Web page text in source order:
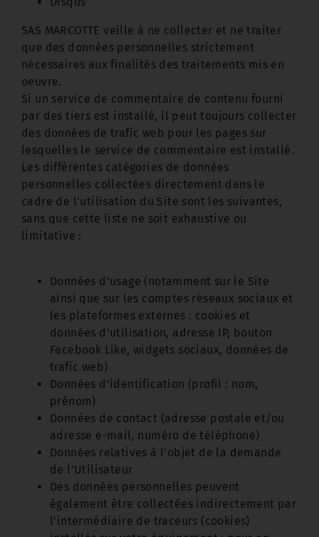
SAS MARCOTTE veille à ne collecter et ne traiter
que des données personnelles strictement
nécessaires aux finalités des traitements mis en
oeuvre.
Si un service de commentaire de contenu fourni
par des tiers est installé, il peut toujours collecter
des données de trafic web pour les pages sur
lesquelles le service de commentaire est installé.
Les différentes catégories de données
personnelles collectées directement dans le
cadre de l’utilisation du Site sont les suivantes,
sans que cette liste ne soit exhaustive ou
limitative :
Données d’usage (notamment sur le Site
ainsi que sur les comptes réseaux sociaux et
les plateformes externes : cookies et
données d’utilisation, adresse IP, bouton
Facebook Like, widgets sociaux, données de
trafic web)
Données d’identification (profil : nom,
prénom)
Données de contact (adresse postale et/ou
adresse e-mail, numéro de téléphone)
Données relatives à l’objet de la demande
de l’Utilisateur
Des données personnelles peuvent
également être collectées indirectement par
l’intermédiaire de traceurs (cookies)